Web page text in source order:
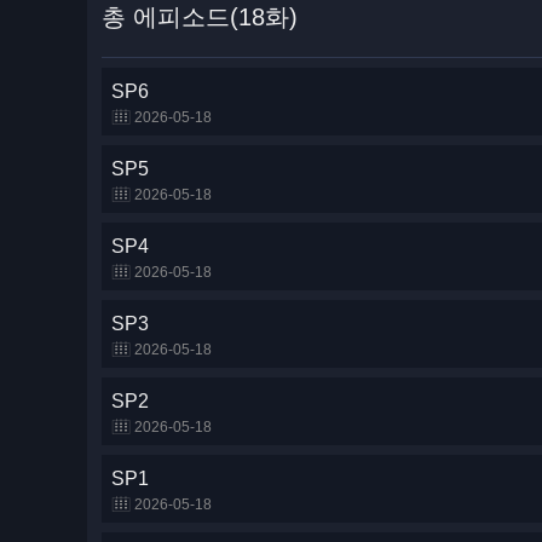
총 에피소드(18화)
SP6
2026-05-18
SP5
2026-05-18
SP4
2026-05-18
SP3
2026-05-18
SP2
2026-05-18
SP1
2026-05-18